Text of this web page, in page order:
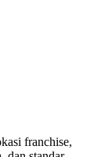
franchise,